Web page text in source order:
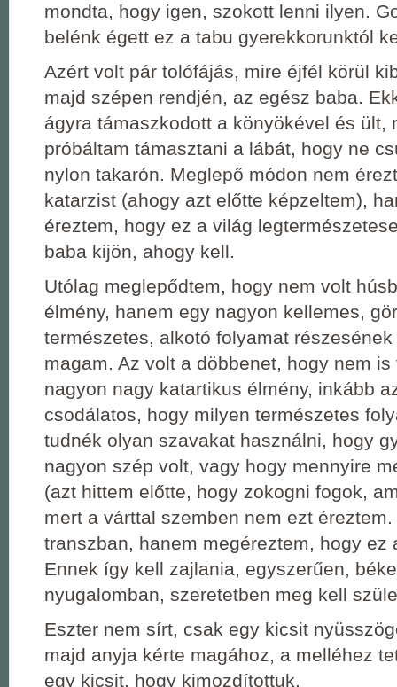
mondta, hogy igen, szokott lenni ilyen.
belénk égett ez a tabu gyerekkorunktól
Azért volt pár tolófájás, mire éjfél körül
majd szépen rendjén, az egész baba.
ágyra támaszkodott a könyökével és ült,
próbáltam támasztani a lábát, hogy ne
nylon takarón. Meglepő módon nem
katarzist (ahogy azt előtte képzeltem),
éreztem, hogy ez a világ
baba kijön, ahogy kell.
Utólag meglepődtem, hogy nem volt
élmény, hanem egy nagyon kellemes,
természetes, alkotó folyamat
magam. Az volt a döbbenet, hogy nem
nagyon nagy katartikus élmény, inkább
csodálatos, hogy milyen természetes
tudnék olyan szavakat használni, hogy
nagyon szép volt, vagy hogy mennyire
(azt hittem előtte, hogy zokogni fogok,
mert a várttal szemben nem ezt
transzban, hanem megéreztem, hogy ez
Ennek így kell zajlania, egyszerűen,
nyugalomban, szeretetben meg kell
Eszter nem sírt, csak egy kicsit
majd anyja kérte magához, a melléhez
egy kicsit, hogy kimozdítottuk.